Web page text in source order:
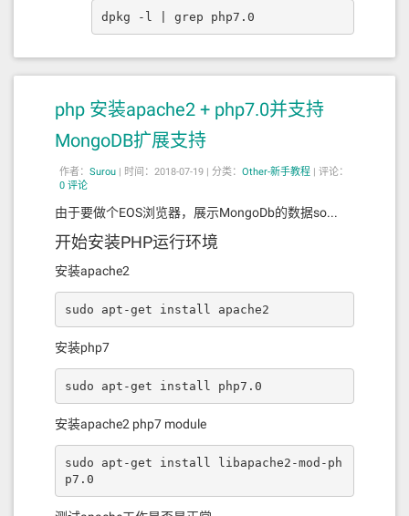
dpkg -l | grep php7.0
php 安装apache2 + php7.0并支持
MongoDB扩展支持
作者： Surou | 时间：2018-07-19 | 分类： Other-新手教程 | 评论：
0 评论
由于要做个EOS浏览器，展示MongoDb的数据so...
开始安装PHP运行环境
安装apache2
sudo apt-get install apache2
安装php7
sudo apt-get install php7.0
安装apache2 php7 module
sudo apt-get install libapache2-mod-ph
p7.0